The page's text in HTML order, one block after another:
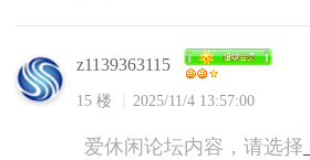
z1139363115
15 楼 2025/11/4 13:57:00
爱休闲论坛内容，请选择